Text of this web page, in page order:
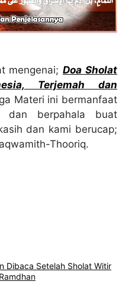
mengenai;Doa Sholat
Terjemah dan
Materi ini bermanfaat
dan berpahala buat
dan kami berucap;
Thooriq.
Dibaca Setelah Sholat Witir